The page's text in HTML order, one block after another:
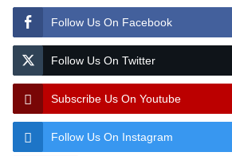
Follow Us On Facebook
Follow Us On Twitter
Subscribe Us On Youtube
Follow Us On Instagram